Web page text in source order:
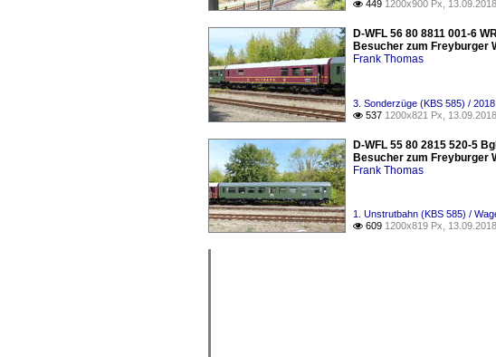
 449 1200x900 Px, 13.09.2018
D-WFL 56 80 8811 001-6
Besucher zum Freyburger
Frank Thomas
3. Sonderzüge (KBS 585) /
 537 1200x821 Px, 13.09.2018
D-WFL 55 80 2815 520-5
Besucher zum Freyburger
Frank Thomas
1. Unstrutbahn (KBS 585) /
 609 1200x819 Px, 13.09.2018